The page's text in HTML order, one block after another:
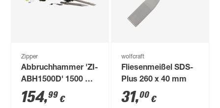
Zipper
Abbruchhammer 'ZI-
ABH1500D' 1500 W
inklusive Meißel und
Koffer
154,99 €
wolfcraft
Fliesenmeißel SDS-
Plus 260 x 40 mm
31,00 €